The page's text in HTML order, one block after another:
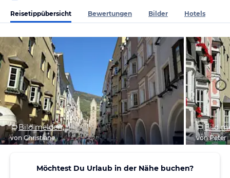
Reisetippübersicht Bewertungen Bilder Hotels
Bild melden
von Christiane
Bild
von Peter
Möchtest Du Urlaub in der Nähe buchen?